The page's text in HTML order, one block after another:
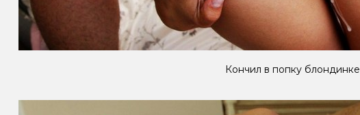
Кончил в попку блондинке